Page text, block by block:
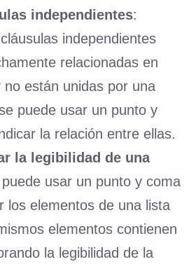
independientes:
independientes
relacionadas en
no están unidas por una
puede usar un punto y
la relación entre ellas.
la legibilidad de una
usar un punto y coma
los elementos de una lista
elementos contienen
la legibilidad de la